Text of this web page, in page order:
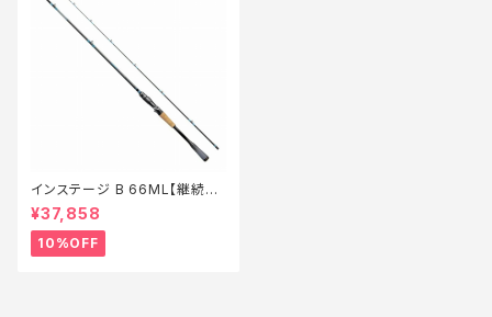
インステージ B 66ML【継続セ
ール_ロッド】【10】
¥37,858
10%OFF